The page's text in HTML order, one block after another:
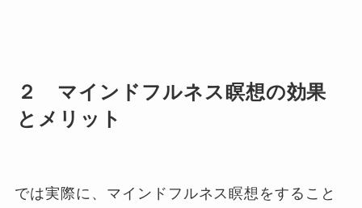
２ マインドフルネス瞑想の効果
とメリット
では実際に、マインドフルネス瞑想をすること